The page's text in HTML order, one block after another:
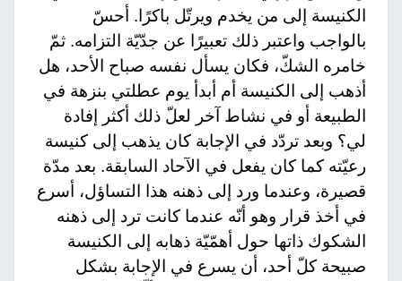
الكنيسة إلى من يخدم ويرتّل باكرًا. أحسّ
بالواجب واعتبر ذلك تعبيرًا عن جدّيّة التزامه. ثمّ
خامره الشكّ، فكان يسأل نفسه صباح الأحد، هل
أذهب إلى الكنيسة أم أبدأ يوم عطلتي بنزهة في
الطبيعة أو في نشاط آخر لعلّ ذلك أكثر إفادة
لي؟ وبعد تردّد في الإجابة كان يذهب إلى كنيسة
رعيّته كما كان يفعل في الآحاد السابقة. بعد مدّة
قصيرة، وعندما ورد إلى ذهنه هذا التساؤل، أسرع
في أخذ قرار وهو أنّه عندما كانت ترد إلى ذهنه
الشكوك ذاتها حول أهمّيّة ذهابه إلى الكنيسة
صبيحة كلّ أحد، أن يسرع في الإجابة بشكل